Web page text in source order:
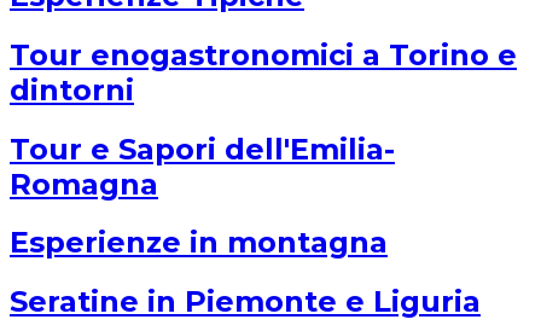
Tour enogastronomici a Torino e
dintorni
Tour e Sapori dell'Emilia-
Romagna
Esperienze in montagna
Seratine in Piemonte e Liguria